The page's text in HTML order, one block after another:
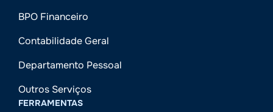
BPO Financeiro
Contabilidade Geral
Departamento Pessoal
Outros Serviços
FERRAMENTAS